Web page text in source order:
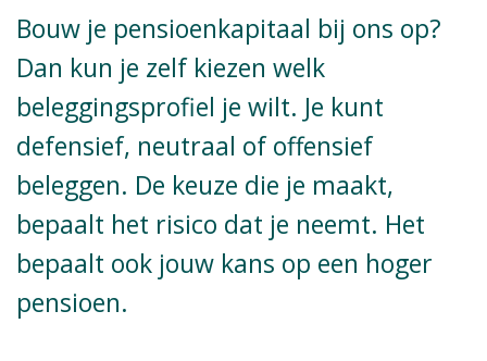
Bouw je pensioenkapitaal bij ons op?
Dan kun je zelf kiezen welk
beleggingsprofiel je wilt. Je kunt
defensief, neutraal of offensief
beleggen. De keuze die je maakt,
bepaalt het risico dat je neemt. Het
bepaalt ook jouw kans op een hoger
pensioen.